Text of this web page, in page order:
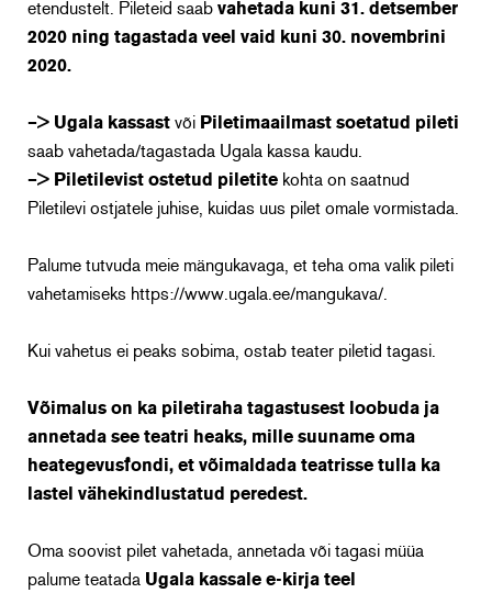
etendustelt. Pileteid saab vahetada kuni 31. detsember
2020 ning tagastada veel vaid kuni 30. novembrini
2020.
–> Ugala kassast või Piletimaailmast soetatud pileti
saab vahetada/tagastada Ugala kassa kaudu.
–> Piletilevist ostetud piletite kohta on saatnud
Piletilevi ostjatele juhise, kuidas uus pilet omale vormistada.
Palume tutvuda meie mängukavaga, et teha oma valik pileti
vahetamiseks https://www.ugala.ee/mangukava/.
Kui vahetus ei peaks sobima, ostab teater piletid tagasi.
Võimalus on ka piletiraha tagastusest loobuda ja
annetada see teatri heaks, mille suuname oma
heategevusfondi, et võimaldada teatrisse tulla ka
lastel vähekindlustatud peredest.
Oma soovist pilet vahetada, annetada või tagasi müüa
palume teatada Ugala kassale e-kirja teel